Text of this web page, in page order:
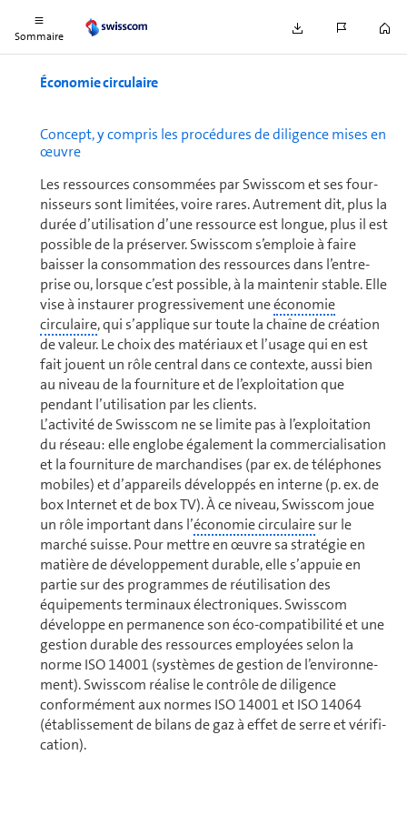
Sommaire
Économie circulaire
Concept, y compris les procédures de diligence mises en
œuvre
Les ressources consommées par Swisscom et ses four­
nis­seurs sont limitées, voire rares. Autrement dit, plus la
durée d’uti­li­sa­tion d’une ressource est longue, plus il est
possible de la préserver. Swisscom s’emploie à faire
baisser la consom­ma­tion des ressources dans l’en­tre­
prise ou, lorsque c’est possible, à la maintenir stable. Elle
vise à instaurer progressivement uneéconomie
circulaire, qui s’applique sur toute la chaîne de créa­tion
de valeur. Le choix des matériaux et l’usage qui en est
fait jouent un rôle central dans ce contexte, aussi bien
au niveau de la fourniture et de l’ex­ploi­ta­tion que
pendant l’uti­li­sa­tion par les clients.
L’activité de Swisscom ne se limite pas à l’ex­ploi­ta­tion
du réseau: elle englobe éga­le­ment la commercialisation
et la fourniture de mar­chan­dises (par ex. de téléphones
mobiles) et d’appareils développés en interne (p. ex. de
box Internet et de box TV). À ce niveau, Swisscom joue
un rôle important dans l’économie circulairesur le
marché suisse. Pour mettre en œuvre sa stratégie en
matière de dé­ve­lop­pe­ment durable, elle s’appuie en
partie sur des programmes de réuti­li­sa­tion des
équipements terminaux élec­tro­niques. Swisscom
développe en permanence son éco-compatibilité et une
gestion durable des ressources employées selon la
norme ISO 14001 (systèmes de gestion de l’en­vi­ron­ne­
ment). Swisscom réalise le contrôle de diligence
conformément aux normes ISO 14001 et ISO 14064
(établissement de bilans de gaz à effet de serre et vé­ri­fi­
ca­tion).